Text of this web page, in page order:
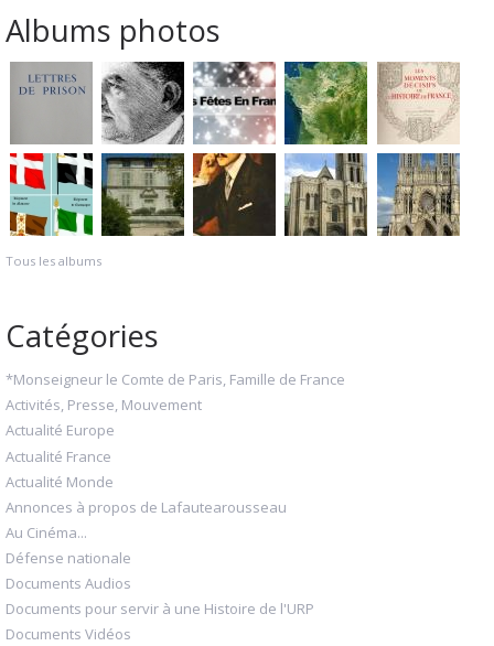
Albums photos
Tous les albums
Catégories
*Monseigneur le Comte de Paris, Famille de France
Activités, Presse, Mouvement
Actualité Europe
Actualité France
Actualité Monde
Annonces à propos de Lafautearousseau
Au Cinéma...
Défense nationale
Documents Audios
Documents pour servir à une Histoire de l'URP
Documents Vidéos